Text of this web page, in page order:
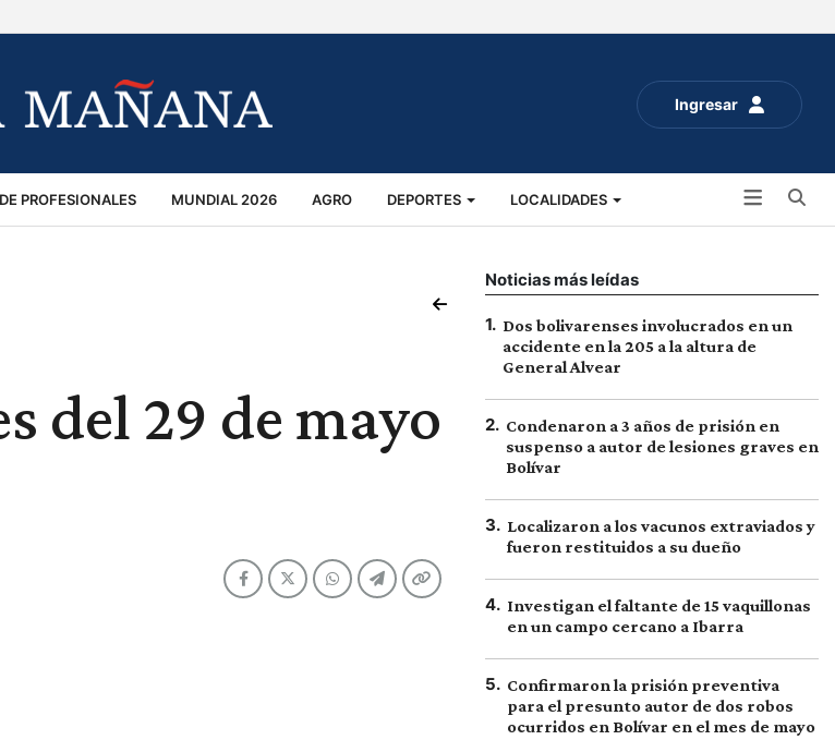
Ingresar
PROFESIONALES MUNDIAL 2026 AGRO DEPORTES LOCALIDADES
del 29 de mayo
Noticias más leídas
1. Dos bolivarenses involucrados en un
accidente en la 205 a la altura de
General Alvear
2. Condenaron a 3 años de prisión en
suspenso a autor de lesiones graves en
Bolívar
3. Localizaron a los vacunos extraviados y
fueron restituidos a su dueño
4. Investigan el faltante de 15 vaquillonas
en un campo cercano a Ibarra
5. Confirmaron la prisión preventiva
para el presunto autor de dos robos
ocurridos en Bolívar en el mes de mayo